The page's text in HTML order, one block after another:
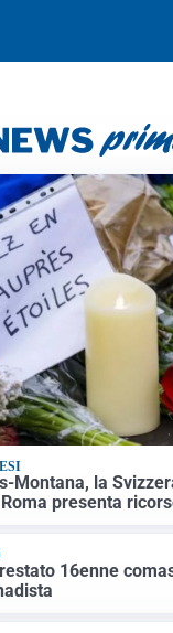
Montana, la
presenta
16enne